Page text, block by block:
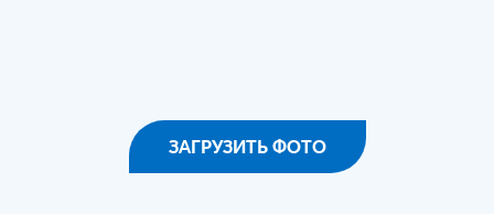
ЗАГРУЗИТЬ ФОТО